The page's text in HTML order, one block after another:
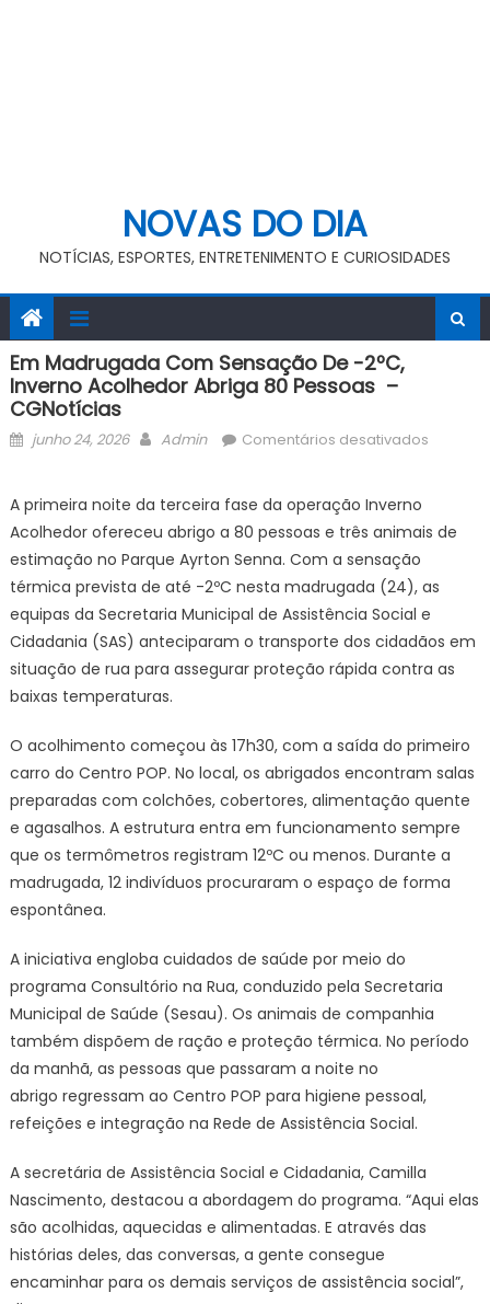
NOVAS DO DIA
NOTÍCIAS, ESPORTES, ENTRETENIMENTO E CURIOSIDADES
Em Madrugada Com Sensação De -2ºC,
Inverno Acolhedor Abriga 80 Pessoas –
CGNotícias
Posted
junho 24, 2026 Author
Admin Comentários desativadosem
-2ºC,
Inverno
abriga
–
A primeira noite da terceira fase da operação Inverno
Acolhedor ofereceu abrigo a 80 pessoas e três animais de
estimação no Parque Ayrton Senna. Com a sensação
térmica prevista de até -2ºC nesta madrugada (24), as
equipas da Secretaria Municipal de Assistência Social e
Cidadania (SAS) anteciparam o transporte dos cidadãos em
situação de rua para assegurar proteção rápida contra as
baixas temperaturas.
O acolhimento começou às 17h30, com a saída do primeiro
carro do Centro POP. No local, os abrigados encontram salas
preparadas com colchões, cobertores, alimentação quente
e agasalhos. A estrutura entra em funcionamento sempre
que os termômetros registram 12ºC ou menos. Durante a
madrugada, 12 indivíduos procuraram o espaço de forma
espontânea.
A iniciativa engloba cuidados de saúde por meio do
programa Consultório na Rua, conduzido pela Secretaria
Municipal de Saúde (Sesau). Os animais de companhia
também dispõem de ração e proteção térmica. No período
da manhã, as pessoas que passaram a noite no
abrigo regressam ao Centro POP para higiene pessoal,
refeições e integração na Rede de Assistência Social.
A secretária de Assistência Social e Cidadania, Camilla
Nascimento, destacou a abordagem do programa. “Aqui elas
são acolhidas, aquecidas e alimentadas. E através das
histórias deles, das conversas, a gente consegue
encaminhar para os demais serviços de assistência social”,